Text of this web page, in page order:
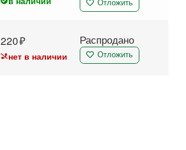
Отложить
220
нет в наличии
Распродано
Отложить